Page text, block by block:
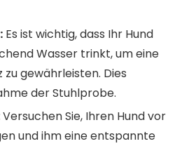
Es ist wichtig, dass Ihr Hund
Wasser trinkt, um eine
gewährleisten. Dies
der Stuhlprobe.
Versuchen Sie, Ihren Hund vor
und ihm eine entspannte